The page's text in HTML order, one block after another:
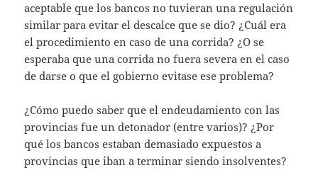
aceptable que los bancos no tuvieran una regulación
similar para evitar el descalce que se dio? ¿Cuál era
el procedimiento en caso de una corrida? ¿O se
esperaba que una corrida no fuera severa en el caso
de darse o que el gobierno evitase ese problema?
¿Cómo puedo saber que el endeudamiento con las
provincias fue un detonador (entre varios)? ¿Por
qué los bancos estaban demasiado expuestos a
provincias que iban a terminar siendo insolventes?